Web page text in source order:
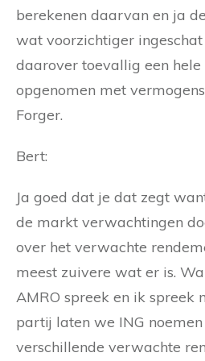
berekenen daarvan en ja
wat voorzichtiger
daarover toevallig een
opgenomen met
Forger.
Bert:
Ja goed dat je dat zegt
de markt verwachtingen
over het verwachte
meest zuivere wat er is.
AMRO spreek en ik spreek
partij laten we ING
verschillende verwachte